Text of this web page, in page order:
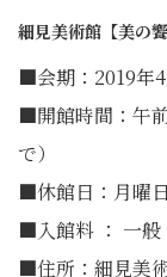
細見美術館【美の
■会期：2019年
■開館時間：午
で）
■休館日：月曜日
■入館料 ： 一般
■住所：細見美